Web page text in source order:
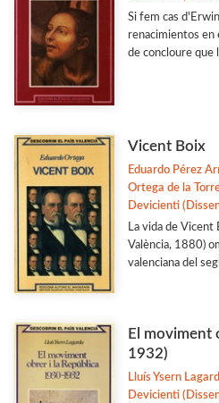
Si fem cas
renacimientos en
de concloure que
Vicent Boix
Eduardo Pérez
Ortega de la
Devicienti
La vida de Vicent
València, 1880)
valenciana del
El moviment
1932)
Lluís Ysern
Devicienti